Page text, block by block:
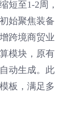
短至1-2周，
始聚焦装备
跨境商贸业
模块，原有
动生成。此
板，满足多